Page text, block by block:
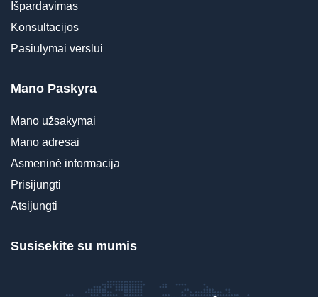
Išpardavimas
Konsultacijos
Pasiūlymai verslui
Mano Paskyra
Mano užsakymai
Mano adresai
Asmeninė informacija
Prisijungti
Atsijungti
Susisekite su mumis